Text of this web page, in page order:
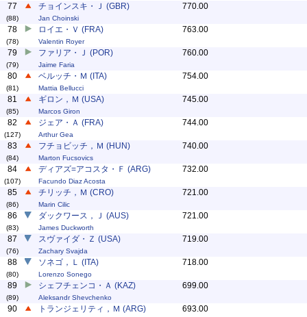
77
(88)
チョインスキ・Ｊ (GBR)
Jan Choinski
770.00
78
(78)
ロイエ・Ｖ (FRA)
Valentin Royer
763.00
79
(79)
ファリア・Ｊ (POR)
Jaime Faria
760.00
80
(81)
ベルッチ・Ｍ (ITA)
Mattia Bellucci
754.00
81
(85)
ギロン，Ｍ (USA)
Marcos Giron
745.00
82
(127)
ジェア・Ａ (FRA)
Arthur Gea
744.00
83
(84)
フチョビッチ，Ｍ (HUN)
Marton Fucsovics
740.00
84
(107)
ディアズ=アコスタ・Ｆ (ARG)
Facundo Diaz Acosta
732.00
85
(86)
チリッチ，Ｍ (CRO)
Marin Cilic
721.00
86
(83)
ダックワース，Ｊ (AUS)
James Duckworth
721.00
87
(76)
スヴァイダ・Ｚ (USA)
Zachary Svajda
719.00
88
(80)
ソネゴ，Ｌ (ITA)
Lorenzo Sonego
718.00
89
(89)
シェフチェンコ・Ａ (KAZ)
Aleksandr Shevchenko
699.00
90 トランジェリティ，Ｍ (ARG) 693.00